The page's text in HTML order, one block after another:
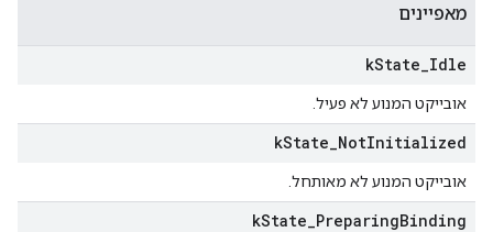
מאפיינים
kState Idle
אובייקט המנוע לא פעיל.
kState NotInitialized
אובייקט המנוע לא מאותחל.
kState PreparingBinding